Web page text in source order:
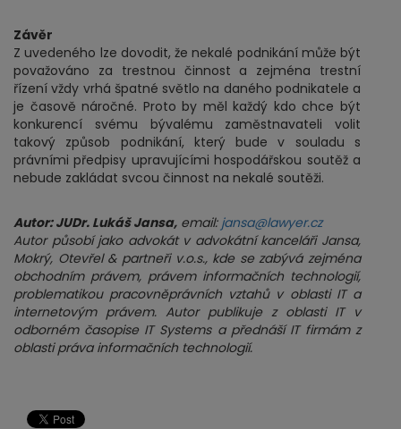
Závěr
Z uvedeného lze dovodit, že nekalé podnikání může být
považováno za trestnou činnost a zejména trestní
řízení vždy vrhá špatné světlo na daného podnikatele a
je časově náročné. Proto by měl každý kdo chce být
konkurencí svému bývalému zaměstnavateli volit
takový způsob podnikání, který bude v souladu s
právními předpisy upravujícími hospodářskou soutěž a
nebude zakládat svcou činnost na nekalé soutěži.
Autor: JUDr. Lukáš Jansa, email: jansa@lawyer.cz
Autor působí jako advokát v advokátní kanceláři Jansa,
Mokrý, Otevřel & partneři v.o.s., kde se zabývá zejména
obchodním právem, právem informačních technologií,
problematikou pracovněprávních vztahů v oblasti IT a
internetovým právem. Autor publikuje z oblasti IT v
odborném časopise IT Systems a přednáší IT firmám z
oblasti práva informačních technologií.